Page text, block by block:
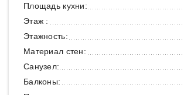
Площадь кухни:
Этаж :
Этажность:
Материал стен:
Санузел:
Балконы: